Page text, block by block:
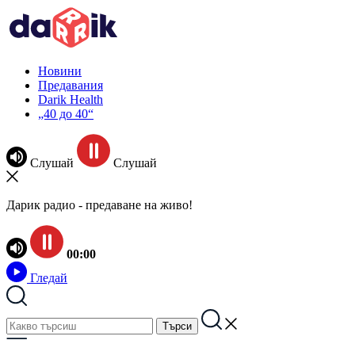
Новини
Предавания
Darik Health
„40 до 40“
Слушай Слушай
Дарик радио - предаване на живо!
00:00
Гледай